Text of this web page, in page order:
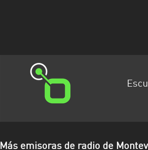
Más emisoras de radio de